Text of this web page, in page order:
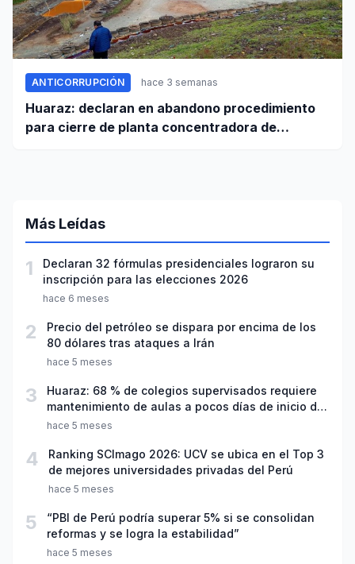
ANTICORRUPCIÓN hace 3 semanas
Huaraz: declaran en abandono procedimiento
para cierre de planta concentradora de
Más Leídas
1
Declaran 32 fórmulas presidenciales lograron su
inscripción para las elecciones 2026
hace 6 meses
2
Precio del petróleo se dispara por encima de los
80 dólares tras ataques a Irán
hace 5 meses
3
Huaraz: 68 % de colegios supervisados requiere
mantenimiento de aulas a pocos días de inicio del
año escolar 2026
hace 5 meses
4
Ranking SCImago 2026: UCV se ubica en el Top 3
de mejores universidades privadas del Perú
hace 5 meses
5
“PBI de Perú podría superar 5% si se consolidan
reformas y se logra la estabilidad”
hace 5 meses